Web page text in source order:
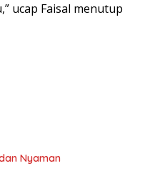
ucap Faisal menutup
Nyaman